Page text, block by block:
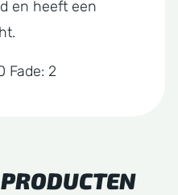
en heeft een
Fade: 2